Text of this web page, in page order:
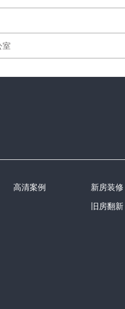
室
高清案例
新房装修
旧房翻新